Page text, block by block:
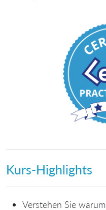
Kurs-Highlights
Verstehen Sie warum